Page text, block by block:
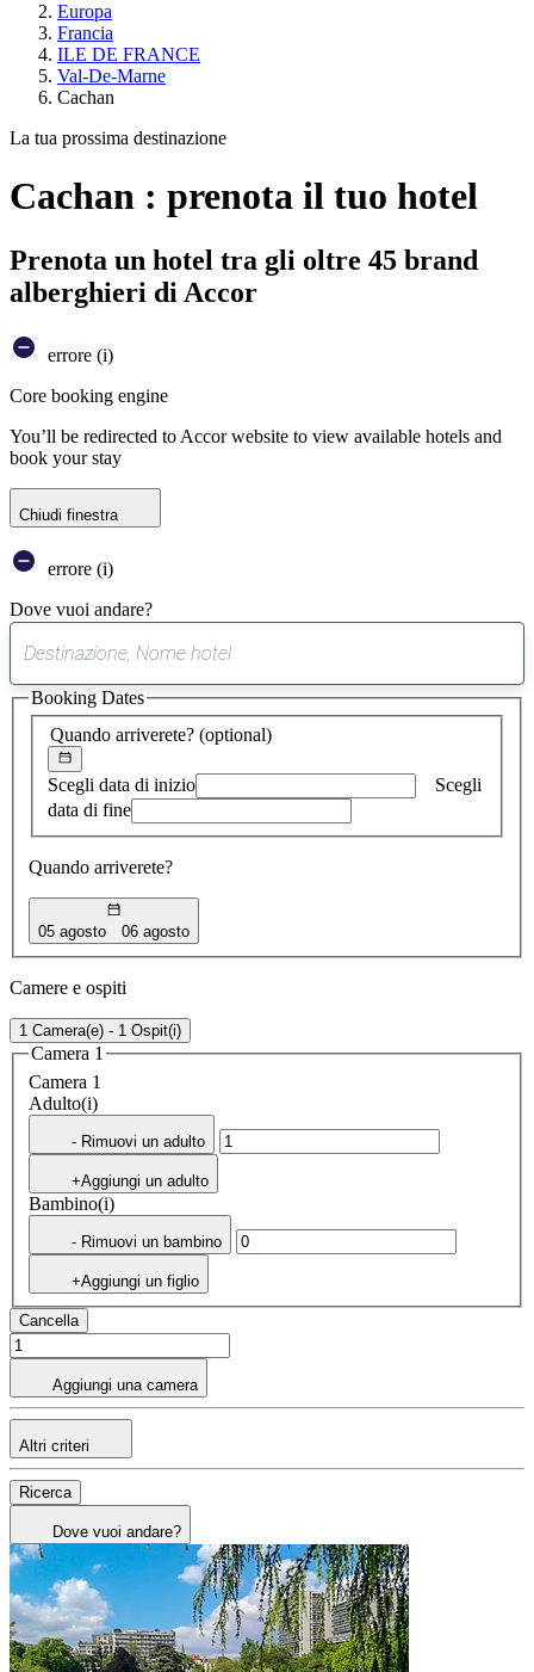
Europa
Francia
ILE DE FRANCE
Val-De-Marne
Cachan
La tua prossima destinazione
Cachan : prenota il tuo hotel
Prenota un hotel tra gli oltre 45 brand
alberghieri di Accor
errore (i)
Core booking engine
You’ll be redirected to Accor website to view available hotels and
book your stay
Chiudi finestra
errore (i)
Dove vuoi andare?
suggerimento
trovato
Quando arriverete? (optional)
Scegli data di inizio
Scegli
data di fine
Quando arriverete?
05 agosto 06 agosto
Booking Dates
Camere e ospiti
1 Camera(e) - 1 Ospit(i)
Camera 1
Camera 1
Adulto(i)
- Rimuovi un adulto
+Aggiungi un adulto
Bambino(i)
- Rimuovi un bambino
+Aggiungi un figlio
Cancella
Aggiungi una camera
Altri criteri
Ricerca
Dove vuoi andare?